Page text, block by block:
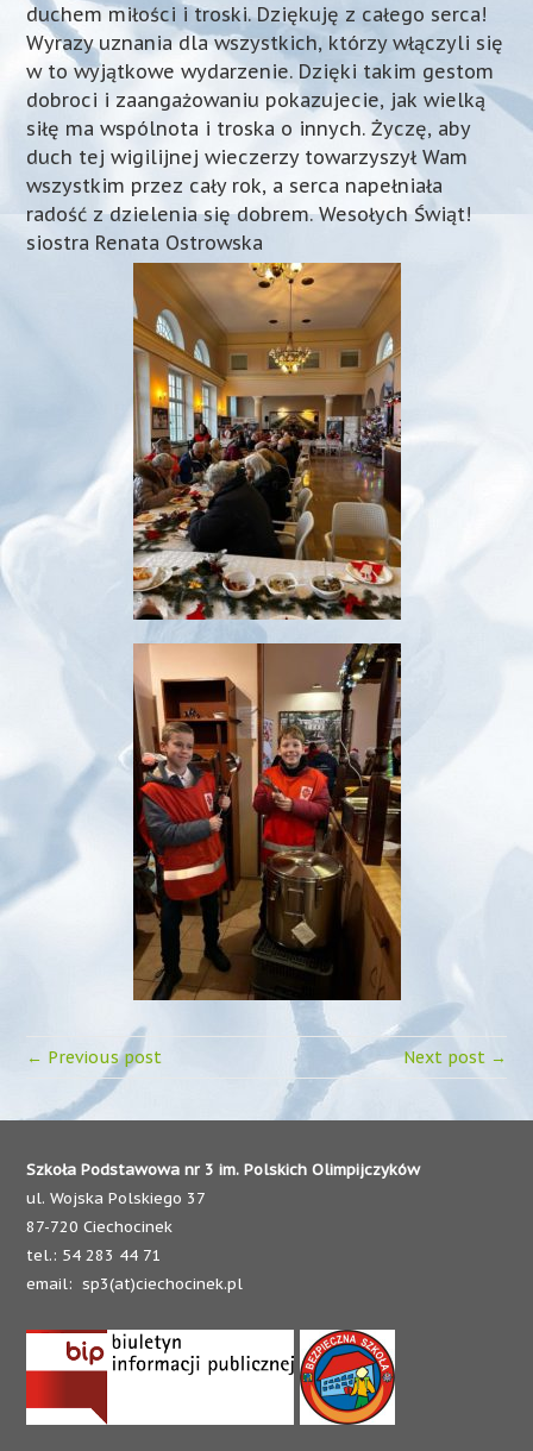
duchem miłości i troski. Dziękuję z całego serca!
Wyrazy uznania dla wszystkich, którzy włączyli się
w to wyjątkowe wydarzenie. Dzięki takim gestom
dobroci i zaangażowaniu pokazujecie, jak wielką
siłę ma wspólnota i troska o innych. Życzę, aby
duch tej wigilijnej wieczerzy towarzyszył Wam
wszystkim przez cały rok, a serca napełniała
radość z dzielenia się dobrem. Wesołych Świąt!
siostra Renata Ostrowska
← Previous post Next post →
Szkoła Podstawowa nr 3 im. Polskich Olimpijczyków
ul. Wojska Polskiego 37
87-720 Ciechocinek
tel.: 54 283 44 71
email: sp3(at)ciechocinek.pl